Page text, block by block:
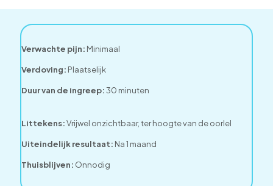
Verwachte pijn: Minimaal
Verdoving: Plaatselijk
Duur van de ingreep:30 minuten
Littekens:Vrijwel onzichtbaar,ter hoogte van de oorlel
Uiteindelijk resultaat: Na 1 maand
Thuisblijven: Onnodig